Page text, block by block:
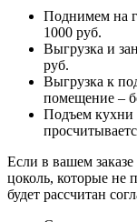
Поднимем на
1000 руб.
Выгрузка и
руб.
Выгрузка к
помещение –
Подъем кухни
Если в вашем
цоколь, которые не
будет рассчитан